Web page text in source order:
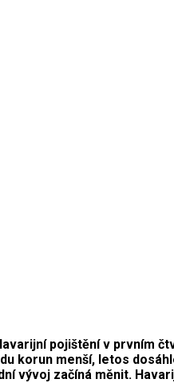
pojištění v prvním
korun menší, letos
vývoj začíná měnit.